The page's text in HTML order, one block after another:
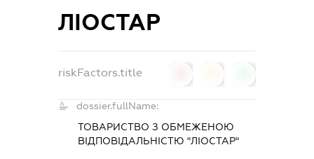
ЛІОСТАР
riskFactors.title
dossier.fullName:
ТОВАРИСТВО З ОБМЕЖЕНОЮ
ВІДПОВІДАЛЬНІСТЮ "ЛІОСТАР"